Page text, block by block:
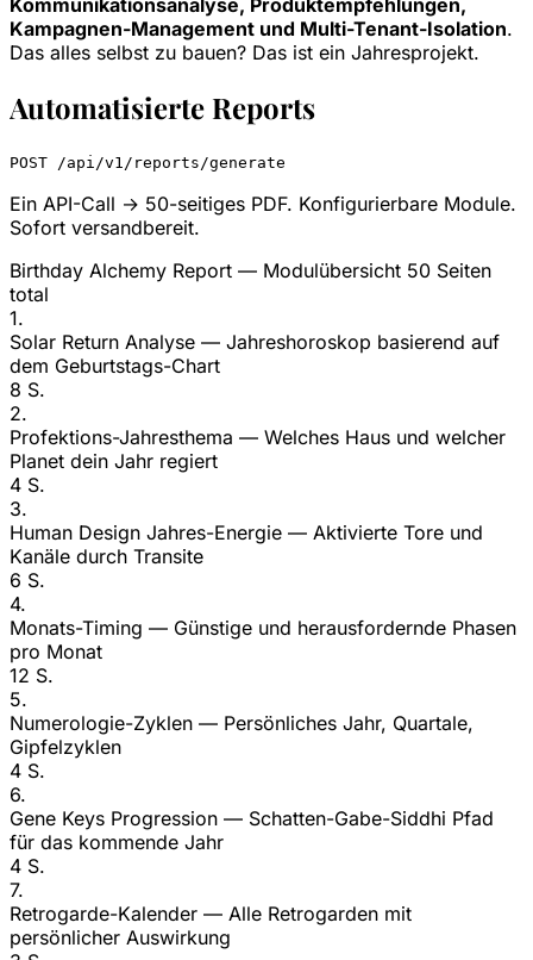
Kampagnen-Management und Multi-Tenant-Isolation.
Das alles selbst zu bauen? Das ist ein Jahresprojekt.
Automatisierte Reports
POST /api/v1/reports/generate
Ein API-Call → 50-seitiges PDF. Konfigurierbare Module.
Sofort versandbereit.
Birthday Alchemy Report — Modulübersicht 50 Seiten
total
1.
Solar Return Analyse — Jahreshoroskop basierend auf
dem Geburtstags-Chart
8 S.
2.
Profektions-Jahresthema — Welches Haus und welcher
Planet dein Jahr regiert
4 S.
3.
Human Design Jahres-Energie — Aktivierte Tore und
Kanäle durch Transite
6 S.
4.
Monats-Timing — Günstige und herausfordernde Phasen
pro Monat
12 S.
5.
Numerologie-Zyklen — Persönliches Jahr, Quartale,
Gipfelzyklen
4 S.
6.
Gene Keys Progression — Schatten-Gabe-Siddhi Pfad
für das kommende Jahr
4 S.
7.
Retrogarde-Kalender — Alle Retrogarden mit
persönlicher Auswirkung